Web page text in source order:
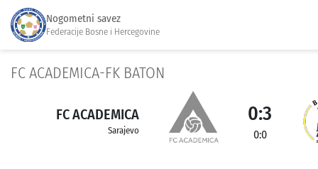
Nogometni savez
Federacije Bosne i Hercegovine
FC ACADEMICA-FK BATON
FC ACADEMICA
Sarajevo
0:3
0:0